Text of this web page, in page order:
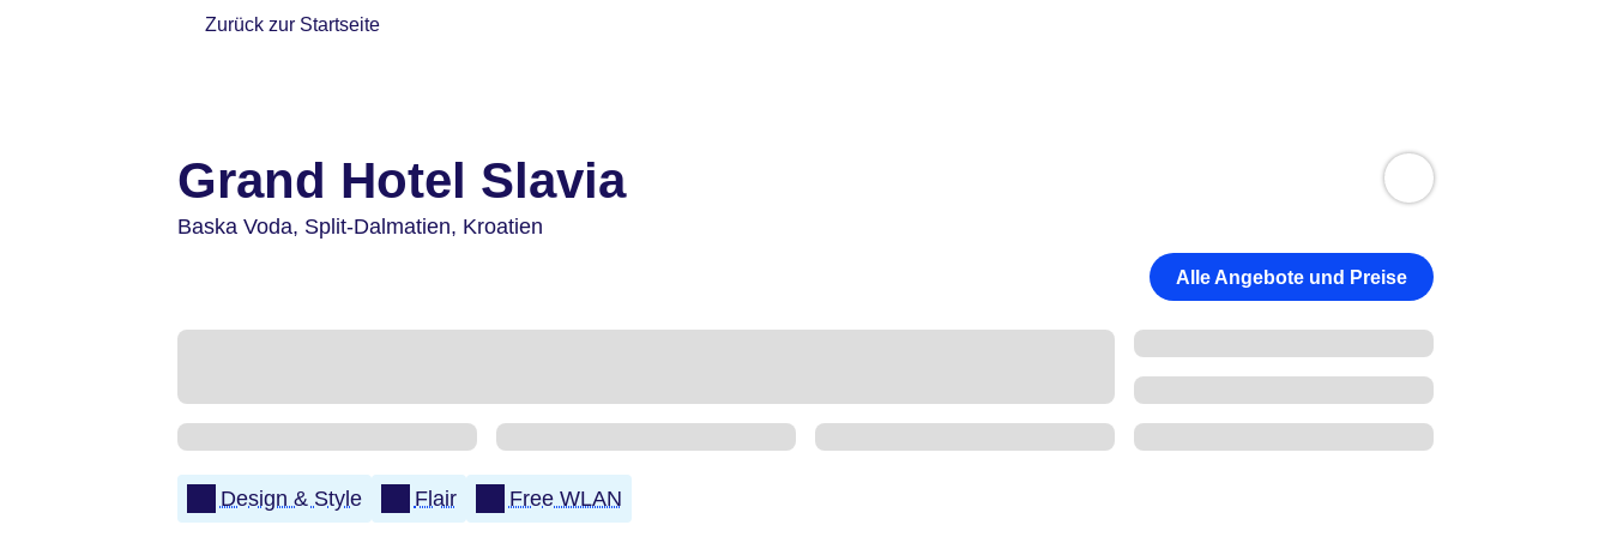
Zurück zur Startseite
Grand Hotel Slavia
Baska Voda, Split-Dalmatien, Kroatien
Alle Angebote und Preise
Design & Style Flair Free WLAN